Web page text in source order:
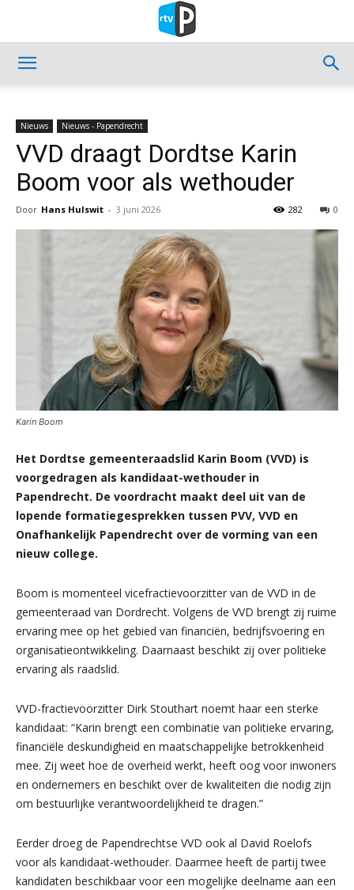
Nieuws Nieuws - Papendrecht
VVD draagt Dordtse Karin
Boom voor als wethouder
Door Hans Hulswit - 3 juni 2026 0
282
Karin Boom
Het Dordtse gemeenteraadslid Karin Boom (VVD) is
voorgedragen als kandidaat-wethouder in
Papendrecht. De voordracht maakt deel uit van de
lopende formatiegesprekken tussen PVV, VVD en
Onafhankelijk Papendrecht over de vorming van een
nieuw college.
Boom is momenteel vicefractievoorzitter van de VVD in de
gemeenteraad van Dordrecht. Volgens de VVD brengt zij ruime
ervaring mee op het gebied van financiën, bedrijfsvoering en
organisatieontwikkeling. Daarnaast beschikt zij over politieke
ervaring als raadslid.
VVD-fractievoorzitter Dirk Stouthart noemt haar een sterke
kandidaat: “Karin brengt een combinatie van politieke ervaring,
financiële deskundigheid en maatschappelijke betrokkenheid
mee. Zij weet hoe de overheid werkt, heeft oog voor inwoners
en ondernemers en beschikt over de kwaliteiten die nodig zijn
om bestuurlijke verantwoordelijkheid te dragen.”
Eerder droeg de Papendrechtse VVD ook al David Roelofs
voor als kandidaat-wethouder. Daarmee heeft de partij twee
kandidaten beschikbaar voor een mogelijke deelname aan een